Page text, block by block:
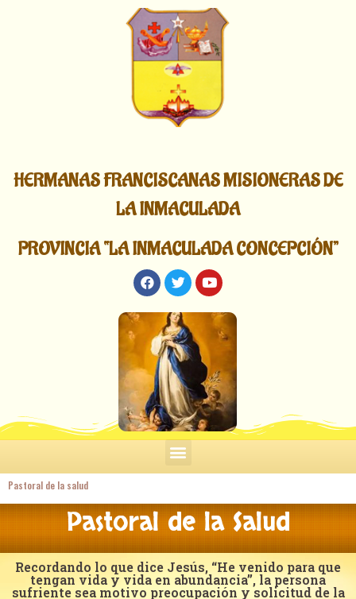
HERMANAS FRANCISCANAS MISIONERAS DE
LA INMACULADA
PROVINCIA “LA INMACULADA CONCEPCIÓN”
Pastoral de la salud
Pastoral de la Salud
Recordando lo que dice Jesús, “He venido para que
tengan vida y vida en abundancia”, la persona
sufriente sea motivo preocupación y solicitud de la